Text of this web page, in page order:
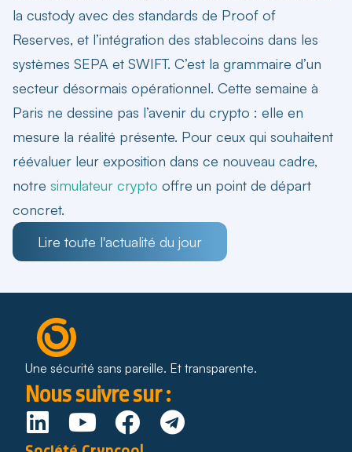
la custody avec des standards de Proof of
Reserves, et l’intégration des stablecoins dans les
systèmes SEPA et SWIFT. C’est la grammaire d’un
secteur désormais opérationnel. Cette semaine à
Paris ne dessine pas l’avenir du crypto : elle en
mesure la réalité présente. Pour ceux qui souhaitent
réévaluer leur exposition dans ce nouveau cadre,
notre simulateur crypto offre un point de départ
concret.
Lire toute l'actualité du jour
Une sécurité sans pareille. Et transparente.
Nous suivre sur :